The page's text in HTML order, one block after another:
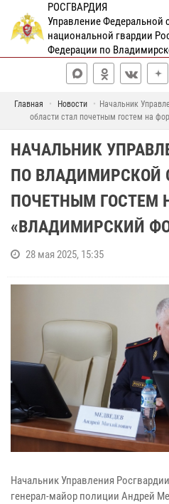
РОСГВАРДИЯ
Управление Федеральной
национальной гвардии
Федерации по
Главная Новости
Начальник
области стал почетным гостем на
НАЧАЛЬНИК
ПО ВЛАДИМИРСКОЙ
ПОЧЕТНЫМ ГОСТЕМ
«ВЛАДИМИРСКИЙ
28 мая 2025, 15:35
Начальник Управления
генерал-майор полиции Андрей